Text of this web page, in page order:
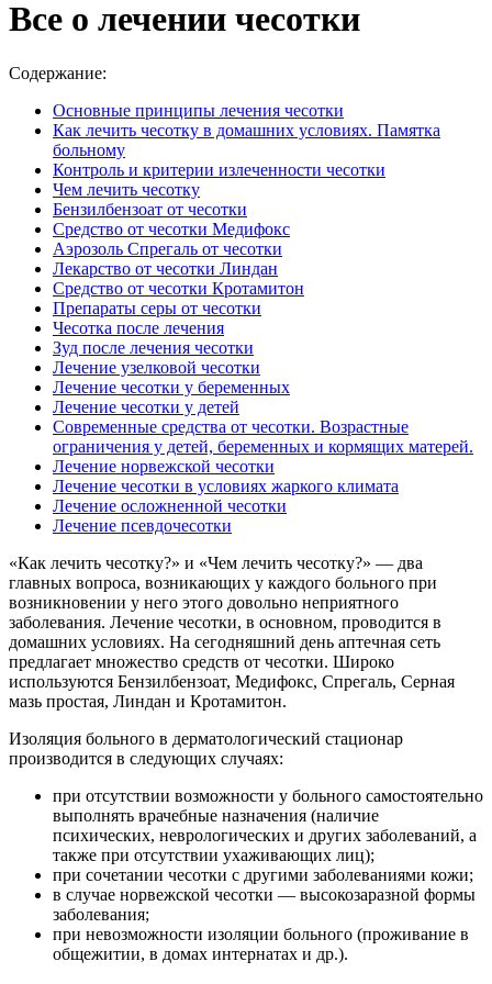
Все о лечении чесотки
Содержание:
Основные принципы лечения чесотки
Как лечить чесотку в домашних условиях. Памятка
больному
Контроль и критерии излеченности чесотки
Чем лечить чесотку
Бензилбензоат от чесотки
Средство от чесотки Медифокс
Аэрозоль Спрегаль от чесотки
Лекарство от чесотки Линдан
Средство от чесотки Кротамитон
Препараты серы от чесотки
Чесотка после лечения
Зуд после лечения чесотки
Лечение узелковой чесотки
Лечение чесотки у беременных
Лечение чесотки у детей
Современные средства от чесотки. Возрастные
ограничения у детей, беременных и кормящих матерей.
Лечение норвежской чесотки
Лечение чесотки в условиях жаркого климата
Лечение осложненной чесотки
Лечение псевдочесотки
«Как лечить чесотку?» и «Чем лечить чесотку?» — два
главных вопроса, возникающих у каждого больного при
возникновении у него этого довольно неприятного
заболевания. Лечение чесотки, в основном, проводится в
домашних условиях. На сегодняшний день аптечная сеть
предлагает множество средств от чесотки. Широко
используются Бензилбензоат, Медифокс, Спрегаль, Серная
мазь простая, Линдан и Кротамитон.
Изоляция больного в дерматологический стационар
производится в следующих случаях:
при отсутствии возможности у больного самостоятельно
выполнять врачебные назначения (наличие
психических, неврологических и других заболеваний, а
также при отсутствии ухаживающих лиц);
при сочетании чесотки с другими заболеваниями кожи;
в случае норвежской чесотки — высокозаразной формы
заболевания;
при невозможности изоляции больного (проживание в
общежитии, в домах интернатах и др.).